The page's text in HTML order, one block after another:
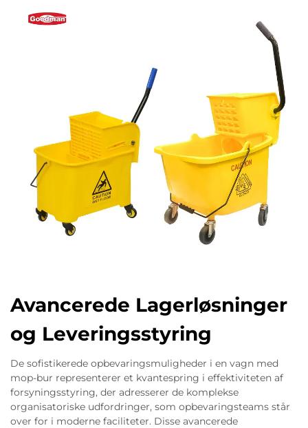
Avancerede Lagerløsninger
og Leveringsstyring
De sofistikerede opbevaringsmuligheder i en vagn med
mop-bur representerer et kvantespring i effektiviteten af
forsyningsstyring, der adresserer de komplekse
organisatoriske udfordringer, som opbevaringsteams står
over for i moderne faciliteter. Disse avancerede